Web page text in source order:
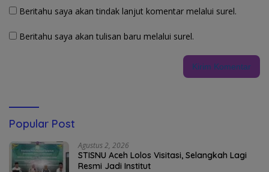
Beritahu saya akan tindak lanjut komentar melalui surel.
Beritahu saya akan tulisan baru melalui surel.
Popular Post
Agustus 2, 2026
STISNU Aceh Lolos Visitasi, Selangkah Lagi
Resmi Jadi Institut